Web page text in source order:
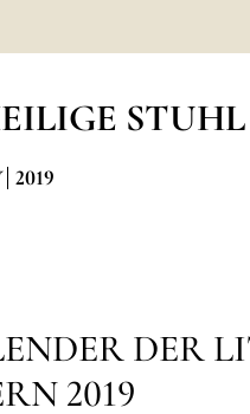
STUHL
2019
DER
2019